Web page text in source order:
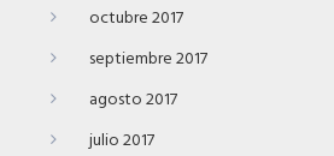
octubre 2017
septiembre 2017
agosto 2017
julio 2017